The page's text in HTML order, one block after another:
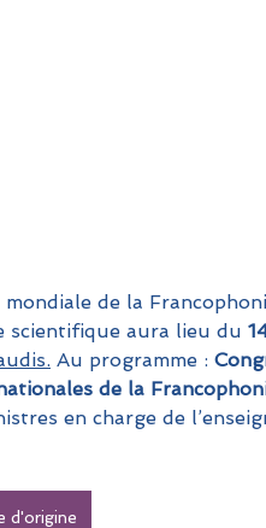
de la
scientifique aura lieu du
Au programme :
de la
en charge de
d'origine